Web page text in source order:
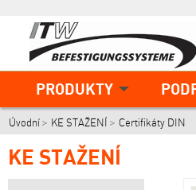
PRODUKTY
Úvodní KE STAŽENÍ Certifikáty DIN
KE STAŽENÍ